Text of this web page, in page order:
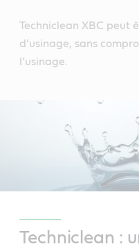
Techniclean XBC peut
d’usinage, sans
l’usinage.
Techniclean :